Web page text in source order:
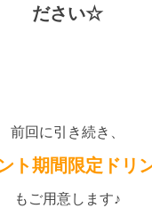
ださい☆
前回に引き続き、
ト期間限定ドリ
もご用意します♪